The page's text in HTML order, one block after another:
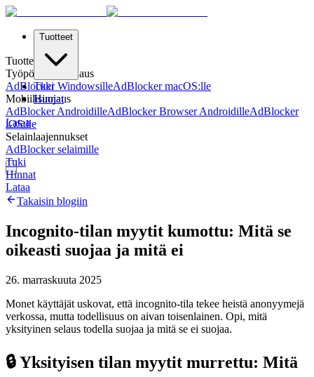
Tuotteet
Tuki
Hinnat
Lataa
Tuotteet
Työpöydän Suojaus
AdBlocker WindowsilleAdBlocker macOS:lle
Mobiilisuojaus
AdBlocker AndroidilleAdBlocker Browser AndroidilleAdBlocker
iOS:lle
Selainlaajennukset
AdBlocker selaimille
Tuki
Hinnat
Lataa
Takaisin blogiin
Incognito-tilan myytit kumottu: Mitä se
oikeasti suojaa ja mitä ei
26. marraskuuta 2025
Monet käyttäjät uskovat, että incognito-tila tekee heistä anonyymejä
verkossa, mutta todellisuus on aivan toisenlainen. Opi, mitä
yksityinen selaus todella suojaa ja mitä se ei suojaa.
🔒 Yksityisen tilan myytit murrettu: Mitä